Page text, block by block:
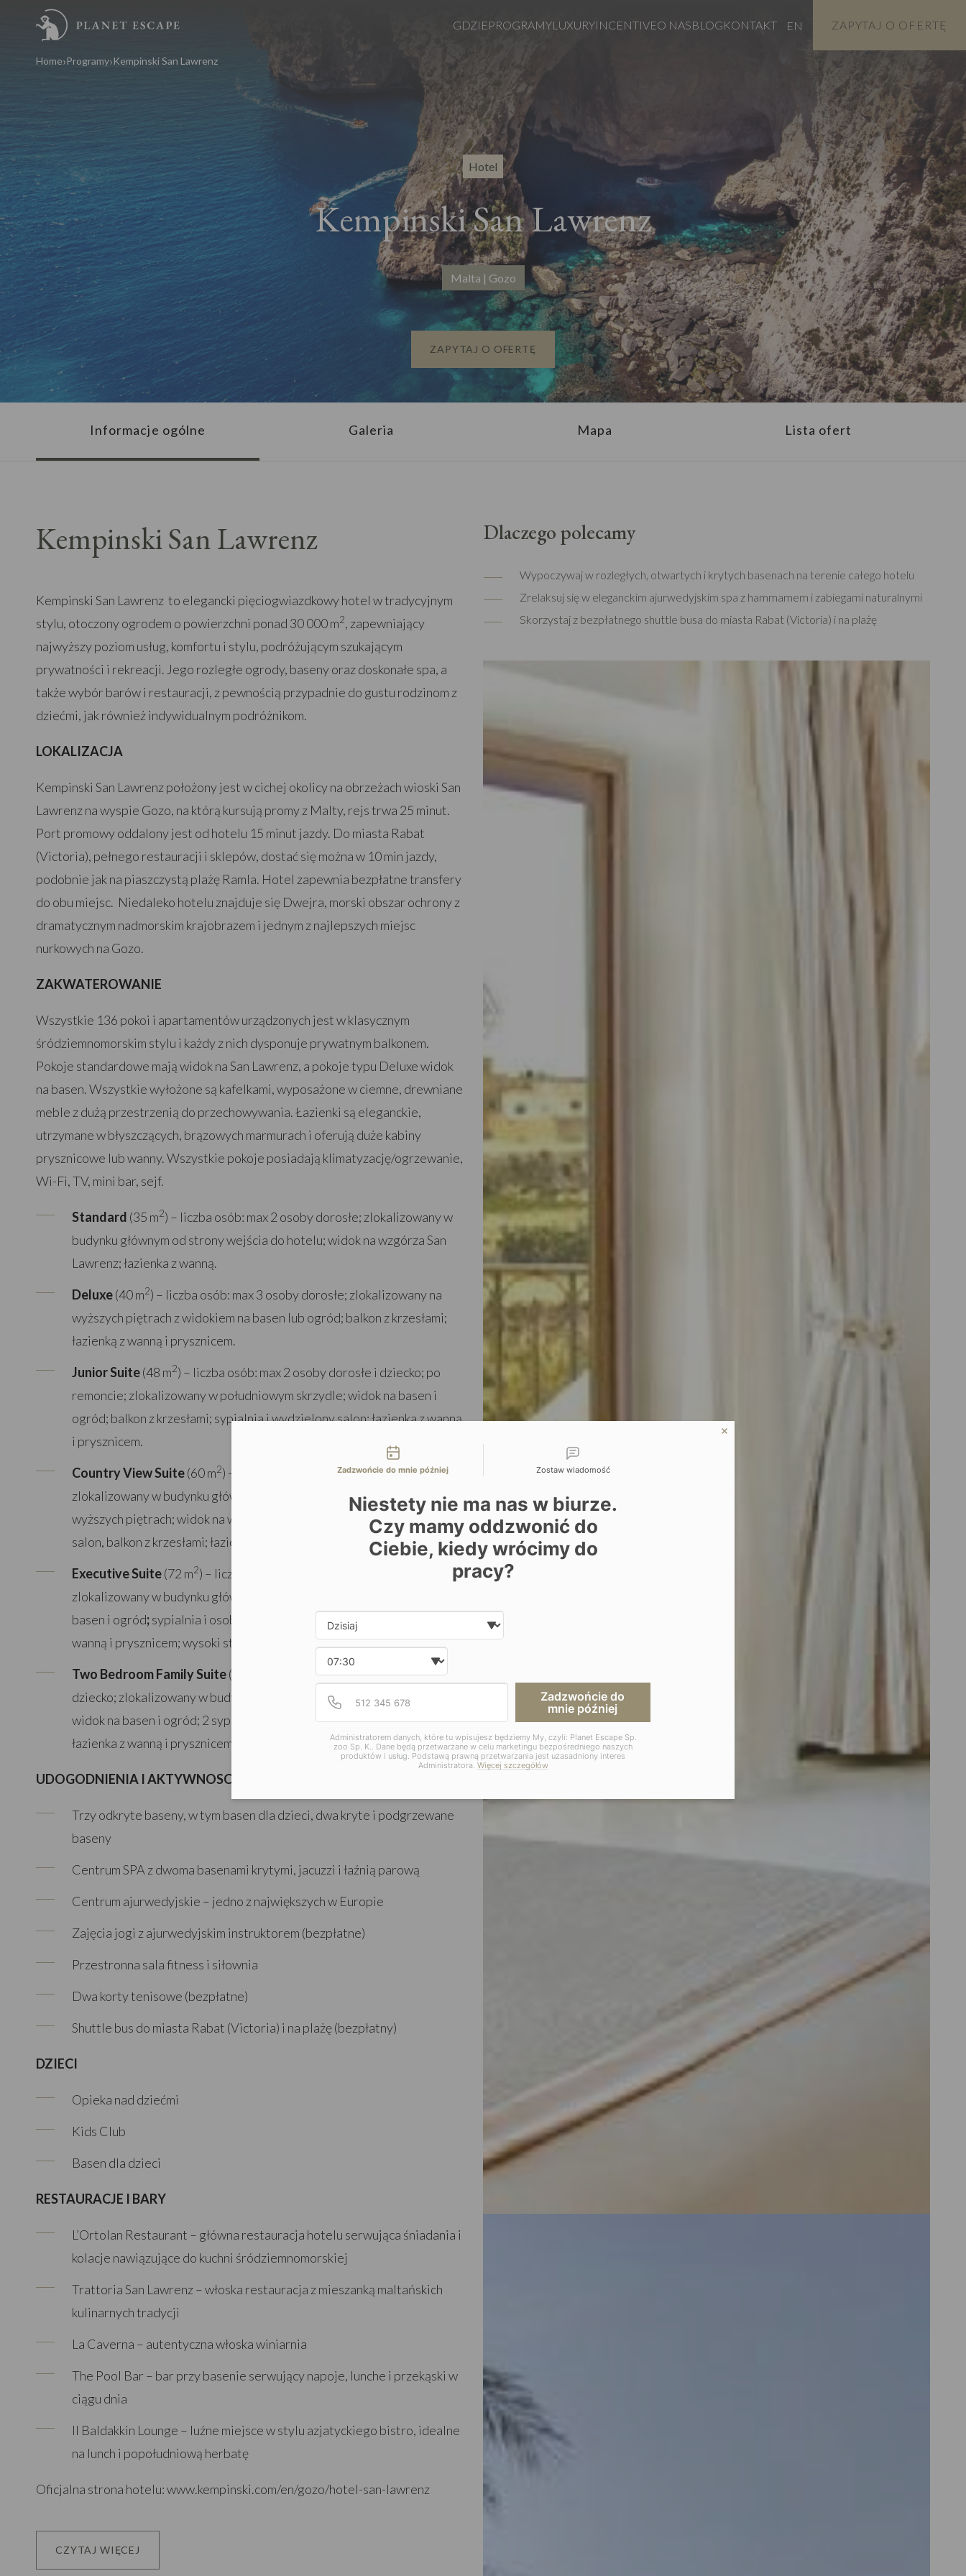
GDZIEPROGRAMYLUXURYINCENTIVEO NASBLOGKONTAKT EN ZAPYTAJ O OFERTĘ
Home Programy Kempinski San Lawrenz
Hotel
Kempinski San Lawrenz
Malta | Gozo
ZAPYTAJ O OFERTĘ
Informacje ogólne Galeria Mapa Lista ofert
Kempinski San Lawrenz
Kempinski San Lawrenz to elegancki pięciogwiazdkowy hotel w tradycyjnym
stylu, otoczony ogrodem o powierzchni ponad 30 000 m2, zapewniający
najwyższy poziom usług, komfortu i stylu, podróżującym szukającym
prywatności i rekreacji. Jego rozległe ogrody, baseny oraz doskonałe spa, a
także wybór barów i restauracji, z pewnością przypadnie do gustu rodzinom z
dziećmi, jak również indywidualnym podróżnikom.
LOKALIZACJA
Kempinski San Lawrenz położony jest w cichej okolicy na obrzeżach wioski San
Lawrenz na wyspie Gozo, na którą kursują promy z Malty, rejs trwa 25 minut.
Port promowy oddalony jest od hotelu 15 minut jazdy. Do miasta Rabat
(Victoria), pełnego restauracji i sklepów, dostać się można w 10 min jazdy,
podobnie jak na piaszczystą plażę Ramla. Hotel zapewnia bezpłatne transfery
do obu miejsc. Niedaleko hotelu znajduje się Dwejra, morski obszar ochrony z
dramatycznym nadmorskim krajobrazem i jednym z najlepszych miejsc
nurkowych na Gozo.
ZAKWATEROWANIE
Wszystkie 136 pokoi i apartamentów urządzonych jest w klasycznym
śródziemnomorskim stylu i każdy z nich dysponuje prywatnym balkonem.
Pokoje standardowe mają widok na San Lawrenz, a pokoje typu Deluxe widok
na basen. Wszystkie wyłożone są kafelkami, wyposażone w ciemne, drewniane
meble z dużą przestrzenią do przechowywania. Łazienki są eleganckie,
utrzymane w błyszczących, brązowych marmurach i oferują duże kabiny
prysznicowe lub wanny. Wszystkie pokoje posiadają klimatyzację/ogrzewanie,
Wi-Fi, TV, mini bar, sejf.
Standard (35 m2) – liczba osób: max 2 osoby dorosłe; zlokalizowany w
budynku głównym od strony wejścia do hotelu; widok na wzgórza San
Lawrenz; łazienka z wanną.
Deluxe(40 m2) – liczba osób: max 3 osoby dorosłe; zlokalizowany na
wyższych piętrach z widokiem na basen lub ogród; balkon z krzesłami;
łazienką z wanną i prysznicem.
Junior Suite(48 m2) – liczba osób: max 2 osoby dorosłe i dziecko; po
remoncie; zlokalizowany w południowym skrzydle; widok na basen i
ogród; balkon z krzesłami; sypialnia i wydzielony salon; łazienka z wanną
i prysznicem.
Country View Suite(60 m2) – liczba osób: 4 osoby dorosłe;
zlokalizowany w budynku głównym od strony wejścia do hotelu, na
wyższych piętrach; widok na wzgórza San Lawrenz
sypialnia i osobny
salon, balkon z krzesłami; łazienka z wanną i prysznicem.
Executive Suite(72 m2) – liczba osób: 3 osoby dorosłe i dziecko;
zlokalizowany w budynku głównym na najwyższych piętrach; widok na
basen i ogród;sypialnia i osobny salon, balkon z krzesłami; łazienka z
wanną i prysznicem; wysoki standard.
Two Bedroom Family Suite(97 m
) – liczba osób: 3 osoby dorosłe i
dziecko; zlokalizowany w budynku głównym na najwyższych piętrach;
widok na basen i ogród; 2 sypialnie i osobny salon, balkon z krzesłami;
łazienka z wanną i prysznicem; wysoki standard.
UDOGODNIENIA I AKTYWNOSCI
Trzy odkryte baseny, w tym basen dla dzieci, dwa kryte i podgrzewane
baseny
Centrum SPA z dwoma basenami krytymi, jacuzzi i łaźnią parową
Centrum ajurwedyjskie – jedno z największych w Europie
Zajęcia jogi z ajurwedyjskim instruktorem (bezpłatne)
Przestronna sala fitness i siłownia
Dwa korty tenisowe (bezpłatne)
Shuttle bus do miasta Rabat (Victoria) i na plażę (bezpłatny)
DZIECI
Opieka nad dziećmi
Kids Club
Basen dla dzieci
RESTAURACJE I BARY
L’Ortolan Restaurant – główna restauracja hotelu serwująca śniadania i
kolacje nawiązujące do kuchni śródziemnomorskiej
Trattoria San Lawrenz – włoska restauracja z mieszanką maltańskich
kulinarnych tradycji
La Caverna – autentyczna włoska winiarnia
The Pool Bar – bar przy basenie serwujący napoje, lunche i przekąski w
ciągu dnia
Il Baldakkin Lounge – luźne miejsce w stylu azjatyckiego bistro, idealne
na lunch i popołudniową herbatę
Oficjalna strona hotelu:www.kempinski.com/en/gozo/hotel-san-lawrenz
CZYTAJ WIĘCEJ
Dlaczego polecamy
Wypoczywaj w rozległych, otwartych i krytych basenach na terenie całego hotelu
Zrelaksuj się w eleganckim ajurwedyjskim spa z hammamem i zabiegami naturalnymi
Skorzystaj z bezpłatnego shuttle busa do miasta Rabat (Victoria) i na plażę
Możliwości kontaktu
Zadzwońcie do mnie później Zostaw wiadomość
Niestety nie ma nas w biurze.
Czy mamy oddzwonić do
Ciebie, kiedy wrócimy do
pracy?
Date and time slection for scheduled call
Numer telefonu
Podaj poprawny numer telefonu w formacie E164
Zadzwońcie do
mnie później
Administratorem danych, które tu wpisujesz będziemy My, czyli: Planet Escape Sp.
zoo Sp. K.. Dane będą przetwarzane w celu marketingu bezpośredniego naszych
produktów i usług. Podstawą prawną przetwarzania jest uzasadniony interes
Administratora. Więcej szczegółów